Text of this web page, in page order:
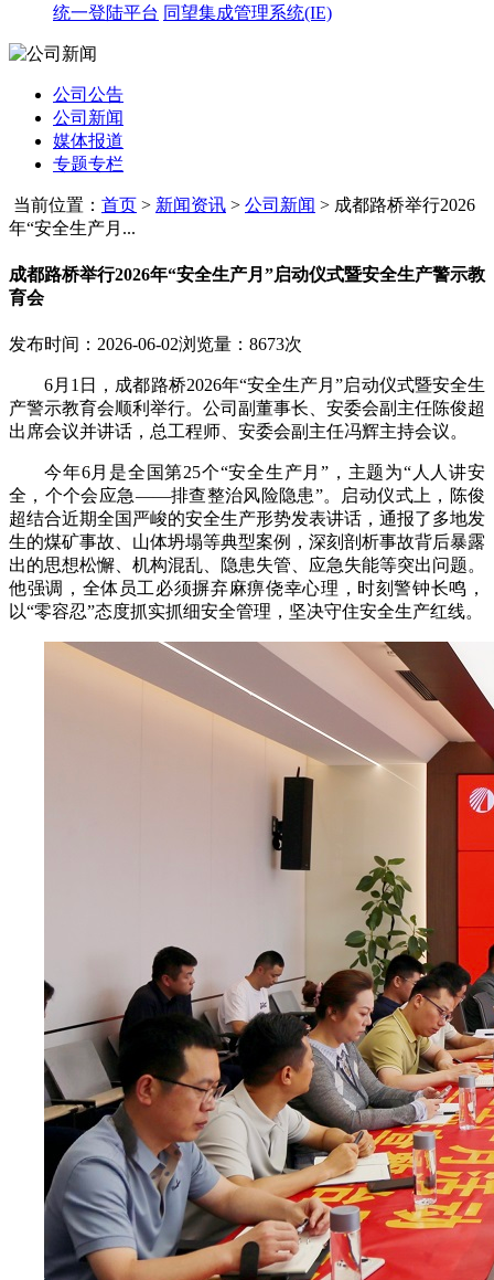
统一登陆平台 同望集成管理系统(IE)
公司公告
公司新闻
媒体报道
专题专栏
当前位置： 首页 > 新闻资讯 > 公司新闻 > 成都路桥举行2026
年“安全生产月...
成都路桥举行2026年“安全生产月”启动仪式暨安全生产警示教
育会
发布时间：2026-06-02浏览量：8673次
6月1日，成都路桥2026年“安全生产月”启动仪式暨安全生
产警示教育会顺利举行。公司副董事长、安委会副主任陈俊超
出席会议并讲话，总工程师、安委会副主任冯辉主持会议。
今年6月是全国第25个“安全生产月”，主题为“人人讲安
全，个个会应急——排查整治风险隐患”。启动仪式上，陈俊
超结合近期全国严峻的安全生产形势发表讲话，通报了多地发
生的煤矿事故、山体坍塌等典型案例，深刻剖析事故背后暴露
出的思想松懈、机构混乱、隐患失管、应急失能等突出问题。
他强调，全体员工必须摒弃麻痹侥幸心理，时刻警钟长鸣，
以“零容忍”态度抓实抓细安全管理，坚决守住安全生产红线。